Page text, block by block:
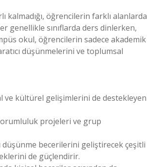
kalmadığı, öğrencilerin farklı alanlarda
genellikle sınıflarda ders dinlerken,
okul, öğrencilerin sadece akademik
düşünmelerini ve toplumsal
ve kültürel gelişimlerini de destekleyen
projeleri ve grup
düşünme becerilerini geliştirecek çeşitli
de güçlendirir.